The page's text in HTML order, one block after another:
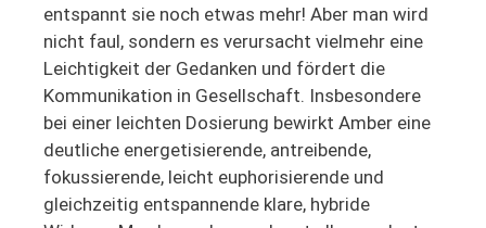
entspannt sie noch etwas mehr! Aber man wird
nicht faul, sondern es verursacht vielmehr eine
Leichtigkeit der Gedanken und fördert die
Kommunikation in Gesellschaft. Insbesondere
bei einer leichten Dosierung bewirkt Amber eine
deutliche energetisierende, antreibende,
fokussierende, leicht euphorisierende und
gleichzeitig entspannende klare, hybride